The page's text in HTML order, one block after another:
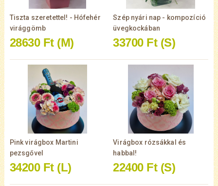
Tiszta szeretettel! - Hófehér
virággömb
28630 Ft (M)
Szép nyári nap - kompozíció
üvegkockában
33700 Ft (S)
Pink virágbox Martini
pezsgővel
34200 Ft (L)
Virágbox rózsákkal és
habbal!
22400 Ft (S)